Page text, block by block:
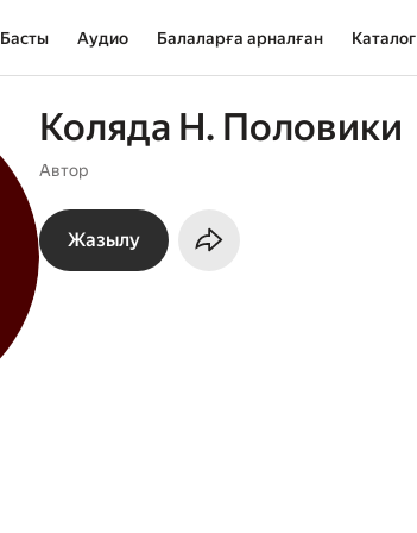
Басты Аудио Балаларға арналған Каталог
Коляда Н. Половики
Автор
Жазылу